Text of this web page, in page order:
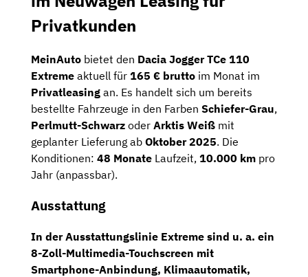
Privatkunden
MeinAuto bietet den Dacia Jogger TCe 110
Extreme aktuell für 165 € brutto im Monat im
Privatleasing an. Es handelt sich um bereits
bestellte Fahrzeuge in den Farben Schiefer-Grau,
Perlmutt-Schwarz oder Arktis Weiß mit
geplanter Lieferung ab Oktober 2025. Die
Konditionen: 48 Monate Laufzeit, 10.000 km pro
Jahr (anpassbar).
Ausstattung
In der Ausstattungslinie Extreme sind u. a. ein
8-Zoll-Multimedia-Touchscreen mit
Smartphone-Anbindung, Klimaautomatik,